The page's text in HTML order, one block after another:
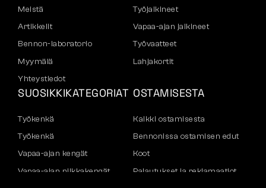
Meistä
Artikkelit
Bennon-laboratorio
Myymälä
Yhteystiedot
Työjalkineet
Vapaa-ajan jalkineet
Työvaatteet
Lahjakortit
SUOSIKKIKATEGORIAT
Työkenkä
Työkenkä
Vapaa-ajan kengät
Vapaa-ajan nilkkakengät
OSTAMISESTA
Kaikki ostamisesta
Bennonissa ostamisen edut
Koot
Palautukset ja reklamaatiot